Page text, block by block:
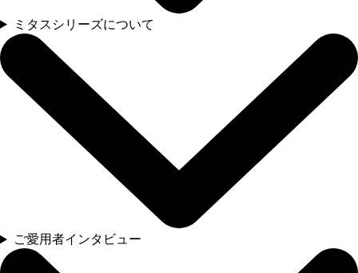
ミタスシリーズについて
ご愛用者インタビュー